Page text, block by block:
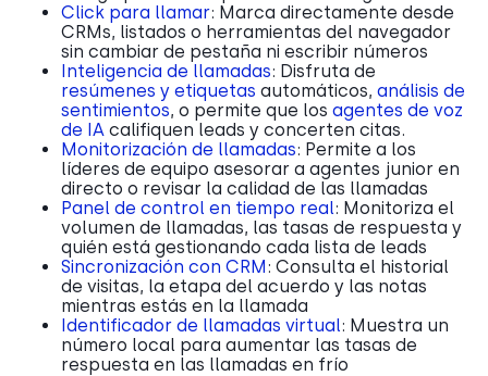
Click para llamar: Marca directamente desde
CRMs, listados o herramientas del navegador
sin cambiar de pestaña ni escribir números
Inteligencia de llamadas: Disfruta de
resúmenes y etiquetas automáticos, análisis de
sentimientos, o permite que los agentes de voz
de IA califiquen leads y concerten citas.
Monitorización de llamadas: Permite a los
líderes de equipo asesorar a agentes junior en
directo o revisar la calidad de las llamadas
Panel de control en tiempo real: Monitoriza el
volumen de llamadas, las tasas de respuesta y
quién está gestionando cada lista de leads
Sincronización con CRM: Consulta el historial
de visitas, la etapa del acuerdo y las notas
mientras estás en la llamada
Identificador de llamadas virtual: Muestra un
número local para aumentar las tasas de
respuesta en las llamadas en frío